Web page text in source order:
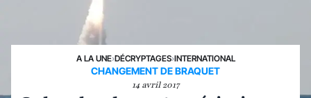
A LA UNE›DÉCRYPTAGES›INTERNATIONAL
CHANGEMENT DE BRAQUET
14 avril 2017